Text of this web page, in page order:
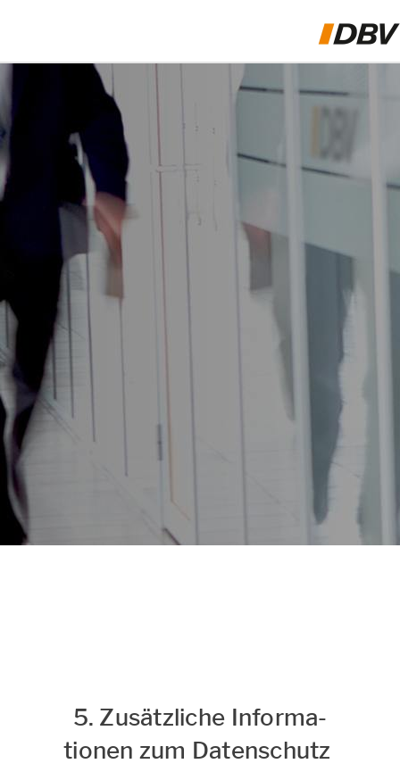
FIT4REF
LEHRER & REFERENDARE
BERATUNGSKONZEPTE FÜR BERUFSGRUPPEN
PRIVAT- & GESCHÄFTSKUNDEN
5. Zu­sätz­li­che In­for­ma­
tio­nen zum Da­ten­schutz ​